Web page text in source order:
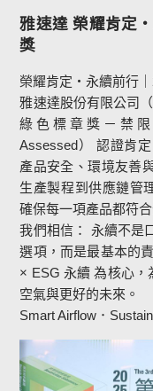
雅速達 榮耀肯定
獎
榮耀肯定・永續前行
雅速達股份有限公司
綠色標章獎－禁限
Assessed） 認證肯
產品安全、環境友善
生產製程到供應鏈管
確保每一項產品都符
我們相信： 永續不是
選項，而是最基本的
× ESG 永續 為核心
空氣與更好的未來。
Smart Airflow．